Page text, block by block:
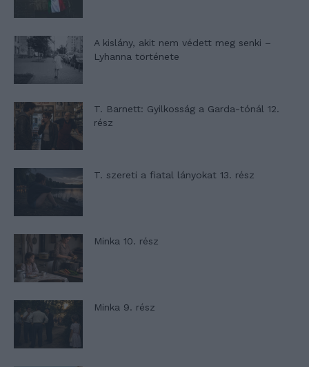
A kislány, akit nem védett meg senki –
Lyhanna története
T. Barnett: Gyilkosság a Garda-tónál 12.
rész
T. szereti a fiatal lányokat 13. rész
Minka 10. rész
Minka 9. rész